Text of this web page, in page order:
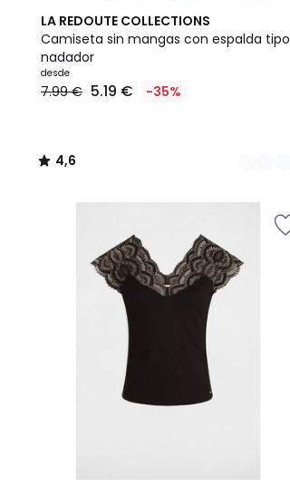
LA REDOUTE COLLECTIONS
Camiseta sin mangas con espalda tipo
nadador
desde
7.99 € 5.19 € -35%
4,6
/ 5
2
Colores
4,6
/